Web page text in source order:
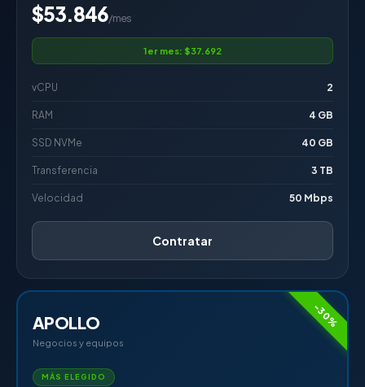
$53.846/mes
1er mes: $37.692
vCPU 2
RAM 4 GB
SSD NVMe 40 GB
Transferencia 3 TB
Velocidad 50 Mbps
Contratar
-30%
APOLLO
Negocios y equipos
MÁS ELEGIDO